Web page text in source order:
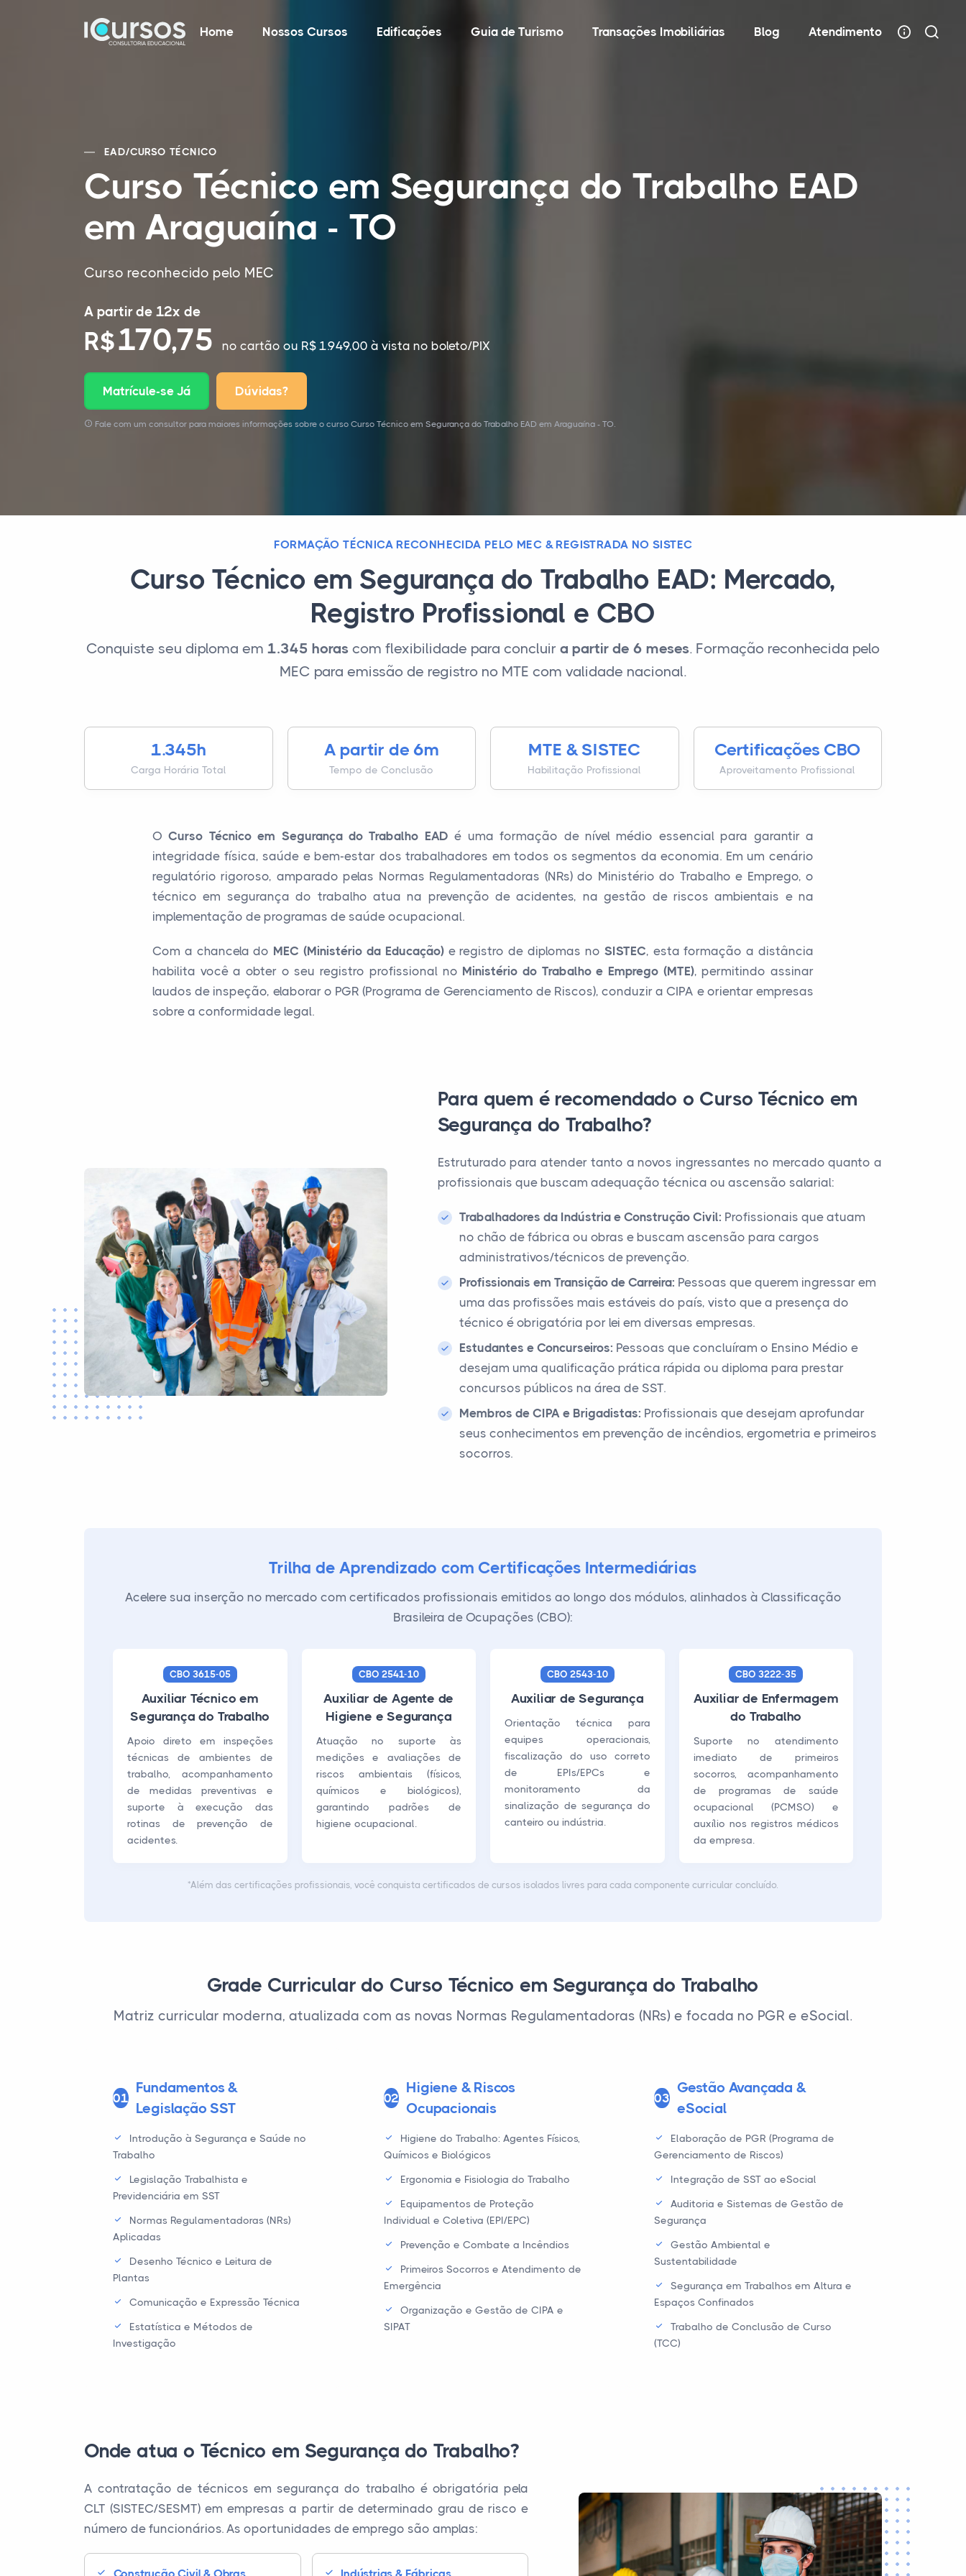
Home Nossos Cursos Edificações Guia de Turismo Transações Imobiliárias Blog Atendimento
EAD/CURSO TÉCNICO
Curso Técnico em Segurança do Trabalho EAD
em Araguaína - TO
Curso reconhecido pelo MEC
A partir de 12x de
R$170,75 no cartão ou R$ 1.949,00 à vista no boleto/PIX
Matrícule-se Já Dúvidas?
Fale com um consultor para maiores informações sobre o curso Curso Técnico em Segurança do Trabalho EAD em Araguaína - TO.
FORMAÇÃO TÉCNICA RECONHECIDA PELO MEC & REGISTRADA NO SISTEC
Curso Técnico em Segurança do Trabalho EAD: Mercado,
Registro Profissional e CBO
Conquiste seu diploma em 1.345 horas com flexibilidade para concluir a partir de 6 meses. Formação reconhecida pelo
MEC para emissão de registro no MTE com validade nacional.
1.345h
Carga Horária Total
A partir de 6m
Tempo de Conclusão
MTE & SISTEC
Habilitação Profissional
Certificações CBO
Aproveitamento Profissional
OCurso Técnico em Segurança do Trabalho EAD é uma formação de nível médio essencial para garantir a
integridade física, saúde e bem-estar dos trabalhadores em todos os segmentos da economia. Em um cenário
regulatório rigoroso, amparado pelas Normas Regulamentadoras (NRs) do Ministério do Trabalho e Emprego, o
técnico em segurança do trabalho atua na prevenção de acidentes, na gestão de riscos ambientais e na
implementação de programas de saúde ocupacional.
Com a chancela do MEC (Ministério da Educação)e registro de diplomas no SISTEC, esta formação a distância
habilita você a obter o seu registro profissional no Ministério do Trabalho e Emprego (MTE), permitindo assinar
laudos de inspeção, elaborar o PGR (Programa de Gerenciamento de Riscos), conduzir a CIPA e orientar empresas
sobre a conformidade legal.
Para quem é recomendado o Curso Técnico em
Segurança do Trabalho?
Estruturado para atender tanto a novos ingressantes no mercado quanto a
profissionais que buscam adequação técnica ou ascensão salarial:
Trabalhadores da Indústria e Construção Civil: Profissionais que atuam
no chão de fábrica ou obras e buscam ascensão para cargos
administrativos/técnicos de prevenção.
Profissionais em Transição de Carreira: Pessoas que querem ingressar em
uma das profissões mais estáveis do país, visto que a presença do
técnico é obrigatória por lei em diversas empresas.
Estudantes e Concurseiros: Pessoas que concluíram o Ensino Médio e
desejam uma qualificação prática rápida ou diploma para prestar
concursos públicos na área de SST.
Membros de CIPA e Brigadistas: Profissionais que desejam aprofundar
seus conhecimentos em prevenção de incêndios, ergometria e primeiros
socorros.
Trilha de Aprendizado com Certificações Intermediárias
Acelere sua inserção no mercado com certificados profissionais emitidos ao longo dos módulos, alinhados à Classificação
Brasileira de Ocupações (CBO):
CBO 3615-05
Auxiliar Técnico em
Segurança do Trabalho
Apoio direto em inspeções
técnicas de ambientes de
trabalho, acompanhamento
de medidas preventivas e
suporte à execução das
rotinas de prevenção de
acidentes.
CBO 2541-10
Auxiliar de Agente de
Higiene e Segurança
Atuação no suporte às
medições e avaliações de
riscos ambientais (físicos,
químicos e biológicos),
garantindo padrões de
higiene ocupacional.
CBO 2543-10
Auxiliar de Segurança
Orientação técnica para
equipes operacionais,
fiscalização do uso correto
de EPIs/EPCs e
monitoramento da
sinalização de segurança do
canteiro ou indústria.
CBO 3222-35
Auxiliar de Enfermagem
do Trabalho
Suporte no atendimento
imediato de primeiros
socorros, acompanhamento
de programas de saúde
ocupacional (PCMSO) e
auxílio nos registros médicos
da empresa.
*Além das certificações profissionais, você conquista certificados de cursos isolados livres para cada componente curricular concluído.
Grade Curricular do Curso Técnico em Segurança do Trabalho
Matriz curricular moderna, atualizada com as novas Normas Regulamentadoras (NRs) e focada no PGR e eSocial.
01
Fundamentos &
Legislação SST
Introdução à Segurança e Saúde no
Trabalho
Legislação Trabalhista e
Previdenciária em SST
Normas Regulamentadoras (NRs)
Aplicadas
Desenho Técnico e Leitura de
Plantas
Comunicação e Expressão Técnica
Estatística e Métodos de
Investigação
02
Higiene & Riscos
Ocupacionais
Higiene do Trabalho: Agentes Físicos,
Químicos e Biológicos
Ergonomia e Fisiologia do Trabalho
Equipamentos de Proteção
Individual e Coletiva (EPI/EPC)
Prevenção e Combate a Incêndios
Primeiros Socorros e Atendimento de
Emergência
Organização e Gestão de CIPA e
SIPAT
03
Gestão Avançada &
eSocial
Elaboração de PGR (Programa de
Gerenciamento de Riscos)
Integração de SST ao eSocial
Auditoria e Sistemas de Gestão de
Segurança
Gestão Ambiental e
Sustentabilidade
Segurança em Trabalhos em Altura e
Espaços Confinados
Trabalho de Conclusão de Curso
(TCC)
Onde atua o Técnico em Segurança do Trabalho?
A contratação de técnicos em segurança do trabalho é obrigatória pela
CLT (SISTEC/SESMT) em empresas a partir de determinado grau de risco e
número de funcionários. As oportunidades de emprego são amplas: